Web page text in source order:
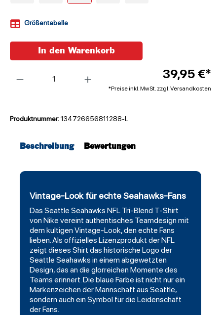
Größentabelle
39,95 €*
*Preise inkl. MwSt. zzgl. Versandkosten
In den Warenkorb
Produktnummer:134726656811288-L
Beschreibung Bewertungen
Vintage-Look für echte Seahawks-Fans
Das Seattle Seahawks NFL Tri-Blend T-Shirt
von Nike vereint authentisches Teamdesign mit
dem kultigen Vintage-Look, den echte Fans
lieben. Als offizielles Lizenzprodukt der NFL
zeigt dieses Shirt das historische Logo der
Seattle Seahawks in einem abgewetzten
Design, das an die glorreichen Momente des
Teams erinnert. Die blaue Farbe ist nicht nur ein
Markenzeichen der Mannschaft aus Seattle,
sondern auch ein Symbol für die Leidenschaft
der Fans.